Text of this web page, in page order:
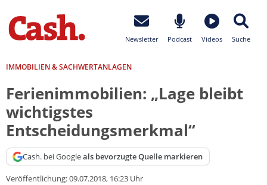
Newsletter Podcast Videos Suche
IMMOBILIEN & SACHWERTANLAGEN
Ferienimmobilien: „Lage bleibt
wichtigstes
Entscheidungsmerkmal“
Cash. bei Googleals bevorzugte Quelle markieren
Veröffentlichung:09.07.2018, 16:23 Uhr